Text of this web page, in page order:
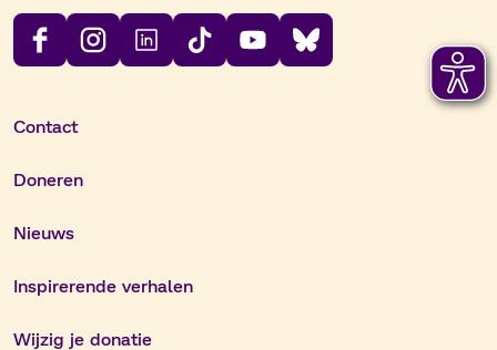
Contact
Doneren
Nieuws
Inspirerende verhalen
Wijzig je donatie